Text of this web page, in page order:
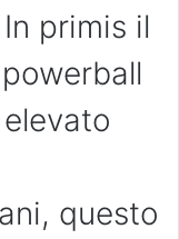
primis il
questo